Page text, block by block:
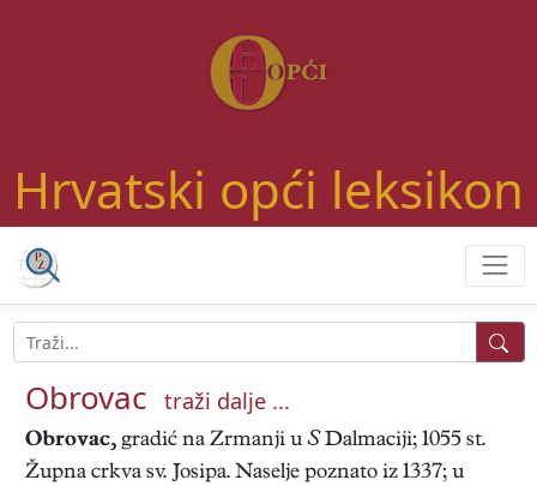
Hrvatski opći leksikon
Obrovac traži dalje ...
Obrovac, gradić na Zrmanji u SDalmaciji; 1055 st.
Župna crkva sv. Josipa. Naselje poznato iz 1337; u